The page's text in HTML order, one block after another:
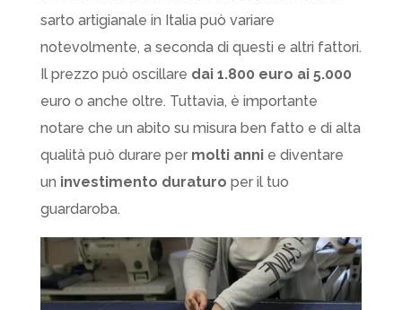
sarto artigianale in Italia può variare
notevolmente, a seconda di questi e altri fattori.
Il prezzo può oscillare dai 1.800 euro ai 5.000
euro o anche oltre. Tuttavia, è importante
notare che un abito su misura ben fatto e di alta
qualità può durare per molti anni e diventare
un investimento duraturo per il tuo
guardaroba.